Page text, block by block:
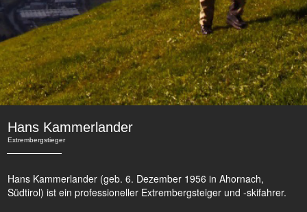
Hans Kammerlander
Extrembergstieger
Hans Kammerlander (geb. 6. Dezember 1956 in Ahornach,
Südtirol) ist ein professioneller Extrembergsteiger und -skifahrer.